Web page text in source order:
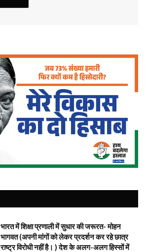
भारत में शिक्षा प्रणाली में सुधार की जरूरत- मोहन
भागवत (अपनी मांगों को लेकर प्रदर्शन कर रहे छात्र
राष्ट्र विरोधी नहीं है। ) देश के अलग-अलग हिस्सों में